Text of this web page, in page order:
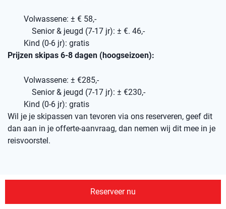
Volwassene: ± € 58,-
Senior & jeugd (7-17 jr): ± €. 46,-
Kind (0-6 jr): gratis
Prijzen skipas 6-8 dagen (hoogseizoen):
Volwassene: ± €285,-
Senior & jeugd (7-17 jr): ± €230,-
Kind (0-6 jr): gratis
Wil je je skipassen van tevoren via ons reserveren, geef dit
dan aan in je offerte-aanvraag, dan nemen wij dit mee in je
reisvoorstel.
Pistekaart Trysil
Reserveer nu